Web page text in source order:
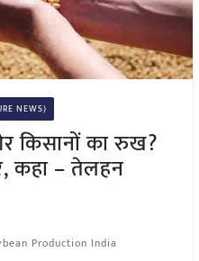
NEWS)
किसानों का रुख?
कहा – तेलहन
Production India